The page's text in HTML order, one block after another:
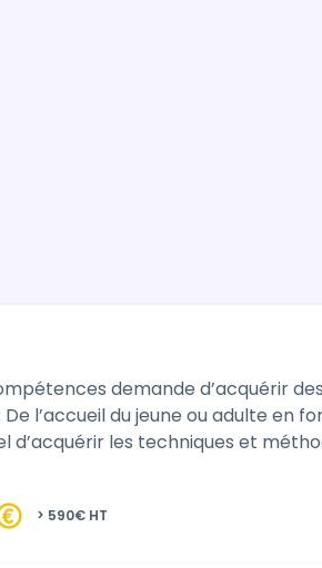
demande d’acquérir
l’accueil du jeune ou adulte en
les techniques et
> 590€ HT